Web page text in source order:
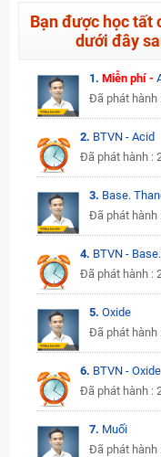
Bạn được học tất
dưới đây
1. Miễn phí -
Đã phát hành
2. BTVN - Acid
Đã phát hành :
3. Base.
Đã phát hành
4. BTVN -
Đã phát hành :
5. Oxide
Đã phát hành
6. BTVN - Oxide
Đã phát hành :
7. Muối
Đã phát hành